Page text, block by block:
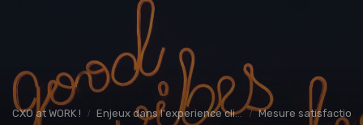
CXO at WORK ! Enjeux dans l'experience client Mesure satisfaction